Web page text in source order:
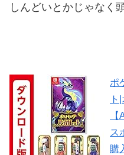
しんどいとかじゃなく
ポ
ト
ス
購